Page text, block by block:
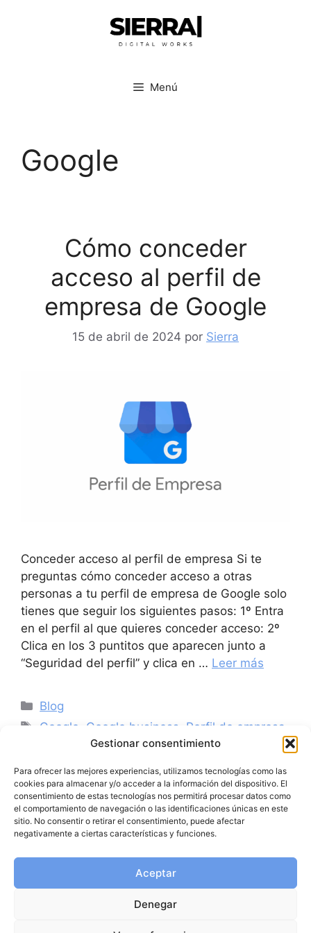
Gestionar consentimiento
Para ofrecer las mejores experiencias, utilizamos tecnologías como las
cookies para almacenar y/o acceder a la información del dispositivo. El
consentimiento de estas tecnologías nos permitirá procesar datos como
el comportamiento de navegación o las identificaciones únicas en este
sitio. No consentir o retirar el consentimiento, puede afectar
negativamente a ciertas características y funciones.
Aceptar
Denegar
Menú
Google
Cómo conceder
acceso al perfil de
empresa de Google
15 de abril de 2024 por Sierra
Conceder acceso al perfil de empresa Si te
preguntas cómo conceder acceso a otras
personas a tu perfil de empresa de Google solo
tienes que seguir los siguientes pasos: 1º Entra
en el perfil al que quieres conceder acceso: 2º
Clica en los 3 puntitos que aparecen junto a
“Seguridad del perfil” y clica en … Leer más
Blog
Google
Google business Perfil de empresa
Política de protección de datos|